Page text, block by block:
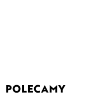
POLECAMY